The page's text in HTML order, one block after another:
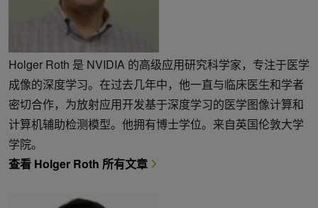
Holger Roth 是 NVIDIA 的高级应用研究科学家，专注于医学
成像的深度学习。在过去几年中，他一直与临床医生和学者
密切合作，为放射应用开发基于深度学习的医学图像计算和
计算机辅助检测模型。他拥有博士学位。来自英国伦敦大学
学院。
查看 Holger Roth 所有文章